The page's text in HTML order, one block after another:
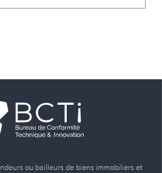
ou bailleurs de biens immobiliers et